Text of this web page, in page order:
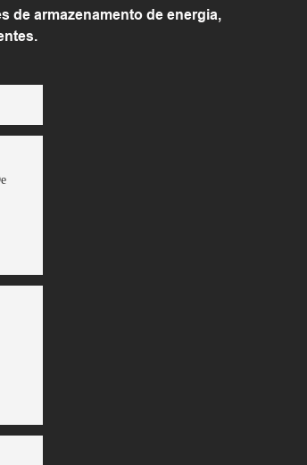
de armazenamento de energia,